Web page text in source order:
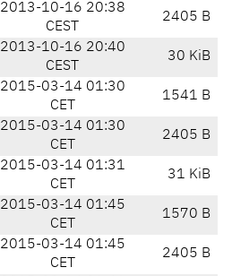
2013-10-16 20:38
CEST
2405 B
2013-10-16 20:40
CEST
30 KiB
2015-03-14 01:30
CET
1541 B
2015-03-14 01:30
CET
2405 B
2015-03-14 01:31
CET
31 KiB
2015-03-14 01:45
CET
1570 B
2015-03-14 01:45
CET
2405 B